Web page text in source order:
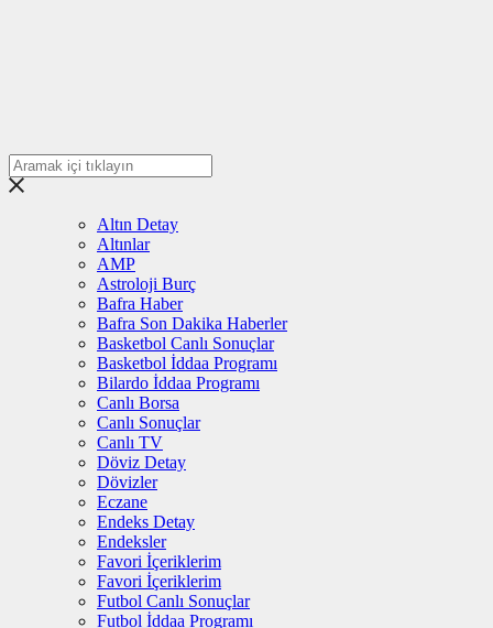
Altın Detay
Altınlar
AMP
Astroloji Burç
Bafra Haber
Bafra Son Dakika Haberler
Basketbol Canlı Sonuçlar
Basketbol İddaa Programı
Bilardo İddaa Programı
Canlı Borsa
Canlı Sonuçlar
Canlı TV
Döviz Detay
Dövizler
Eczane
Endeks Detay
Endeksler
Favori İçeriklerim
Favori İçeriklerim
Futbol Canlı Sonuçlar
Futbol İddaa Programı